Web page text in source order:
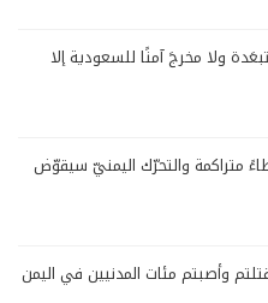
ولا مخرجَ آمنًا للسعودية إلا
متراكمة والتحرّك اليمنيّ سيقوّض
وأصبتم مئات المدنيين في اليمن